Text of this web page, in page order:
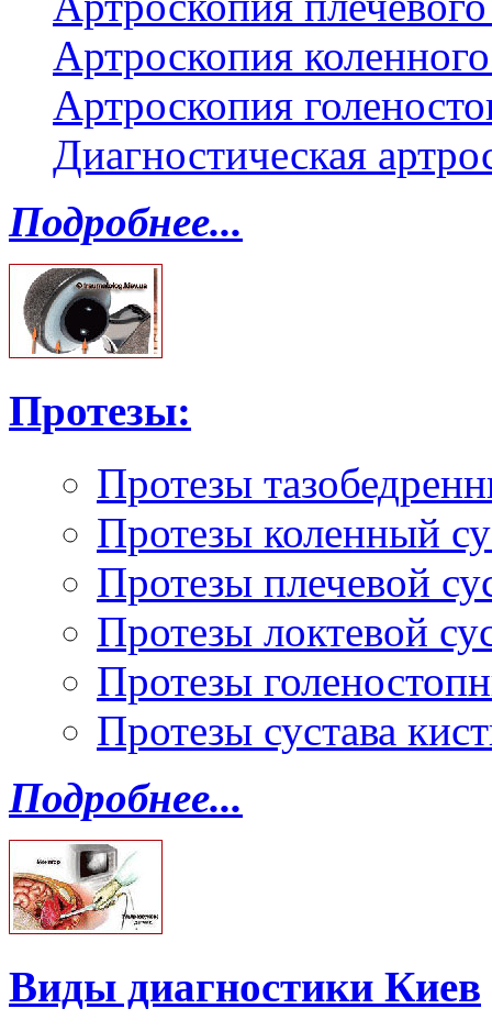
Артроскопия
Артроскопия
Диагностическая
Подробнее...
Протезы:
Протезы
Протезы коленный
Протезы плечевой
Протезы локтевой
Протезы
Протезы сустава
Подробнее...
Виды диагностики Киев